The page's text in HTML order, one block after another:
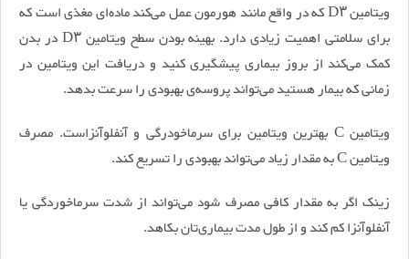
ویتامین D۳ که در واقع مانند هورمون عمل می‌کند ماده‌ای مغذی است که
برای سلامتی اهمیت زیادی دارد. بهینه بودن سطح ویتامین D۳ در بدن
کمک می‌کند از بروز بیماری پیشگیری کنید و دریافت این ویتامین در
زمانی که بیمار هستید می‌تواند پروسه‌ی بهبودی را سرعت بدهد.
ویتامین C بهترین ویتامین برای سرماخودرگی و آنفلوآنزاست. مصرف
ویتامین C به مقدار زیاد می‌تواند بهبودی را تسریع کند.
زینک اگر به مقدار کافی مصرف شود می‌تواند از شدت سرماخوردگی یا
آنفلوآنزا کم کند و از طول مدت بیماری‌تان بکاهد.